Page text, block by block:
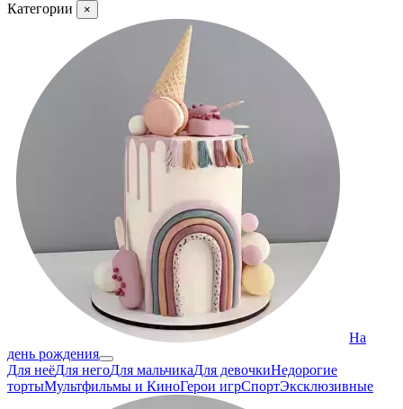
Категории
×
На
день рождения
Для неёДля негоДля мальчикаДля девочкиНедорогие
тортыМультфильмы и КиноГерои игрСпортЭксклюзивные